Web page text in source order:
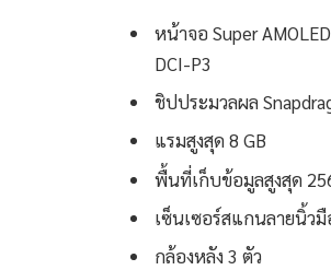
หน้าจอ Super
DCI-P3
ชิปประมวลผล
แรมสูงสุด 8 GB
พื้นที่เก็บข้อมูลสูงสุด
เซ็นเซอร์สแกนลายนิ้ว
กล้องหลัง 3 ตัว